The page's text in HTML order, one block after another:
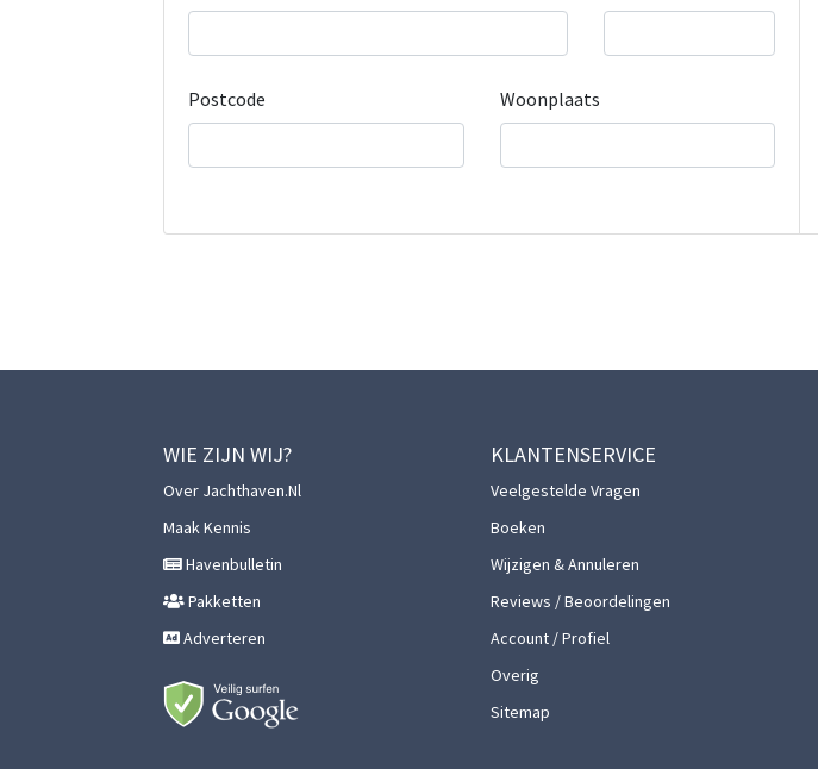
Postcode Woonplaats
WIE ZIJN WIJ?
Over Jachthaven.nl
Maak Kennis
Havenbulletin
Pakketten
Adverteren
KLANTENSERVICE
Veelgestelde Vragen
Boeken
Wijzigen & Annuleren
Reviews / Beoordelingen
Account / Profiel
Overig
Sitemap